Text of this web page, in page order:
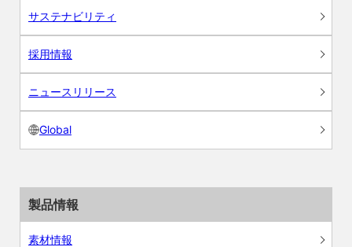
サステナビリティ
採用情報
ニュースリリース
Global
製品情報
素材情報